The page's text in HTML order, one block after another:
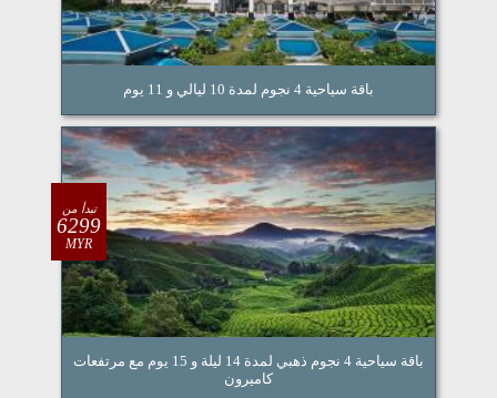
باقة سياحية 4 نجوم لمدة 10 ليالي و 11 يوم
تبدأ من
6299
MYR
باقة سياحية 4 نجوم ذهبي لمدة 14 ليلة و 15 يوم مع مرتفعات
كاميرون